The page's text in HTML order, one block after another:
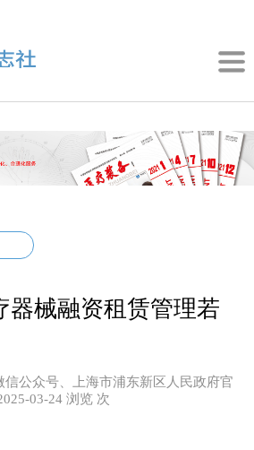
器械融资租赁管理若
公众号、上海市浦东新区人民政府官
03-24 浏览 次